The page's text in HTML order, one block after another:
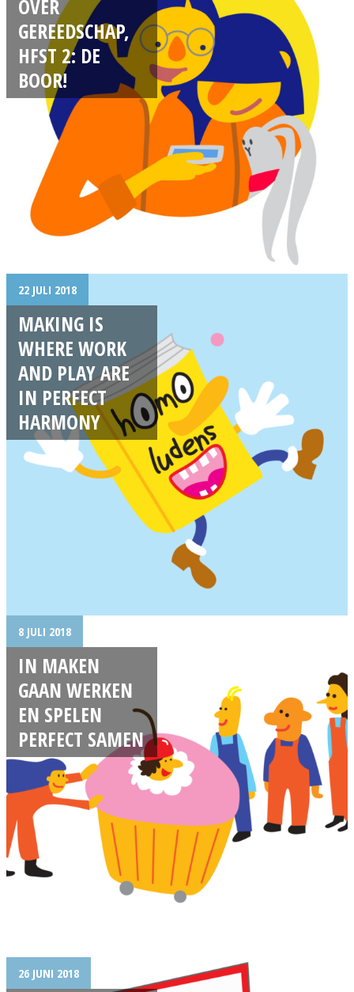
OVER
GEREEDSCHAP,
HFST 2: DE
BOOR!
22 JULI 2018
MAKING IS
WHERE WORK
AND PLAY ARE
IN PERFECT
HARMONY
8 JULI 2018
IN MAKEN
GAAN WERKEN
EN SPELEN
PERFECT SAMEN
26 JUNI 2018